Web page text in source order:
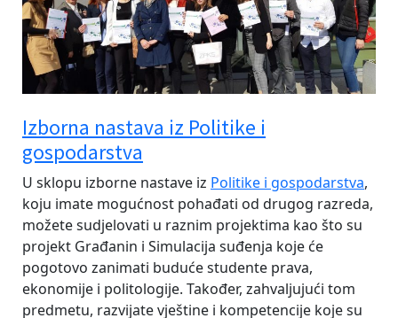
Izborna nastava iz Politike i
gospodarstva
U sklopu izborne nastave iz Politike i gospodarstva,
koju imate mogućnost pohađati od drugog razreda,
možete sudjelovati u raznim projektima kao što su
projekt Građanin i Simulacija suđenja koje će
pogotovo zanimati buduće studente prava,
ekonomije i politologije. Također, zahvaljujući tom
predmetu, razvijate vještine i kompetencije koje su